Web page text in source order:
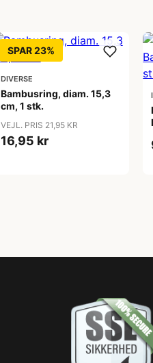
SPAR 23%
DIVERSE
Bambusring, diam. 15,3
cm, 1 stk.
VEJL. PRIS 21,95 KR
16,95 kr